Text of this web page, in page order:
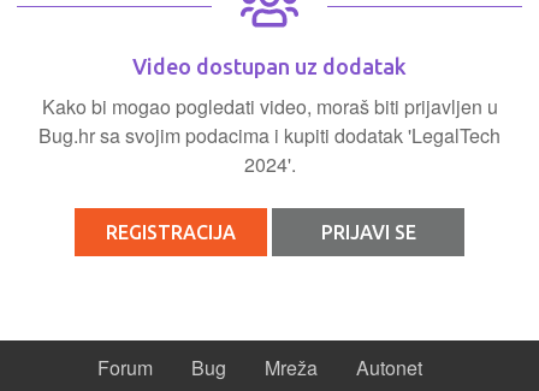
Video dostupan uz dodatak
Kako bi mogao pogledati video, moraš biti prijavljen u
Bug.hr sa svojim podacima i kupiti dodatak 'LegalTech
2024'.
REGISTRACIJA PRIJAVI SE
Forum Bug Mreža
Autonet